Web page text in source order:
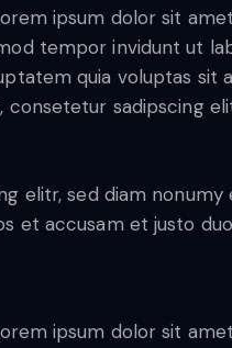
ipsum dolor sit
tempor invidunt ut
quia voluptas sit
sadipscing
elitr, sed diam
et accusam et justo
ipsum dolor sit